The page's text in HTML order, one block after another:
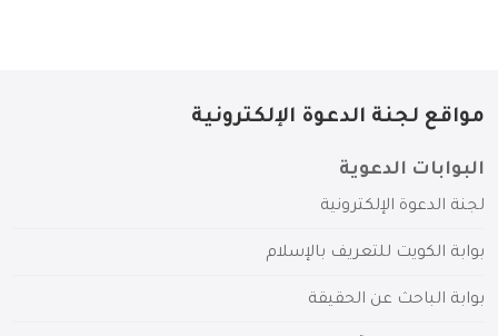
مواقع لجنة الدعوة الإلكترونية
البوابات الدعوية
لجنة الدعوة الإلكترونية
بوابة الكويت للتعريف بالإسلام
بوابة الباحث عن الحقيقة